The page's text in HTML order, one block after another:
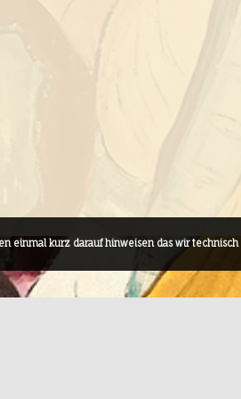
einmal kurz darauf hinweisen das wir